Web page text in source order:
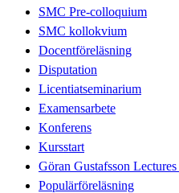
SMC Pre-colloquium
SMC kollokvium
Docentföreläsning
Disputation
Licentiatseminarium
Examensarbete
Konferens
Kursstart
Göran Gustafsson
Populärföreläsning